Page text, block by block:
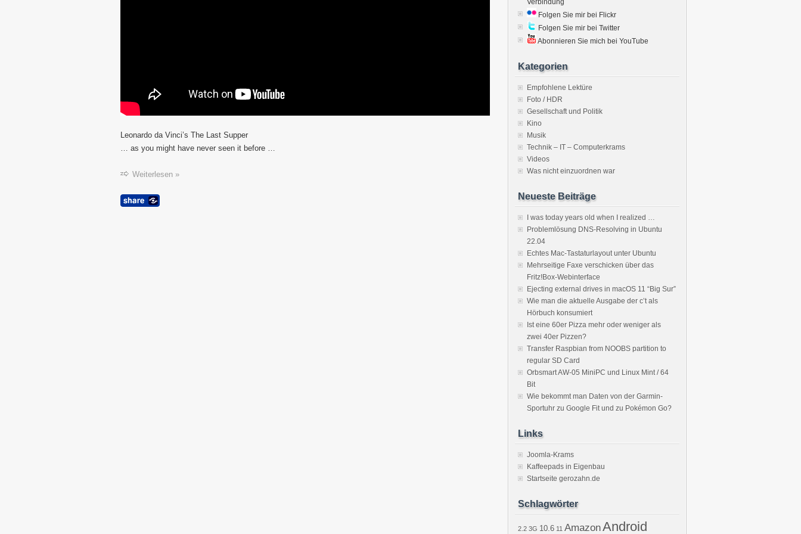
Leonardo da Vinci’s The Last Supper
… as you might have never seen it before …
Weiterlesen »
Verbindung
Folgen Sie mir bei Flickr
Folgen Sie mir bei Twitter
Abonnieren Sie mich bei YouTube
Kategorien
Empfohlene Lektüre
Foto / HDR
Gesellschaft und Politik
Kino
Musik
Technik – IT – Computerkrams
Videos
Was nicht einzuordnen war
Neueste Beiträge
I was today years old when I realized …
Problemlösung DNS-Resolving in Ubuntu
22.04
Echtes Mac-Tastaturlayout unter Ubuntu
Mehrseitige Faxe verschicken über das
Fritz!Box-Webinterface
Ejecting external drives in macOS 11 “Big Sur”
Wie man die aktuelle Ausgabe der c’t als
Hörbuch konsumiert
Ist eine 60er Pizza mehr oder weniger als
zwei 40er Pizzen?
Transfer Raspbian from NOOBS partition to
regular SD Card
Orbsmart AW-05 MiniPC und Linux Mint / 64
Bit
Wie bekommt man Daten von der Garmin-
Sportuhr zu Google Fit und zu Pokémon Go?
Links
Joomla-Krams
Kaffeepads in Eigenbau
Startseite gerozahn.de
Schlagwörter
2.2 3G 10.6 11 AmazonAndroid